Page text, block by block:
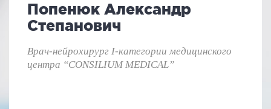
Попенюк Александр
Степанович
Врач-нейрохирург I-категории медицинского
центра “CONSILIUM MEDICAL”